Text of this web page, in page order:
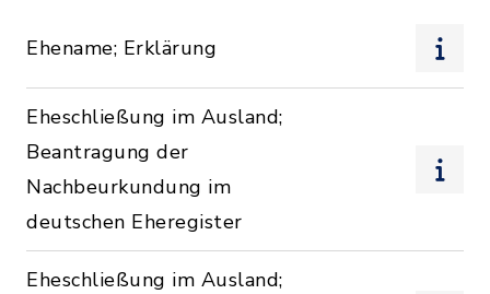
Ehename; Erklärung
Eheschließung im Ausland;
Beantragung der
Nachbeurkundung im
deutschen Eheregister
Eheschließung im Ausland;